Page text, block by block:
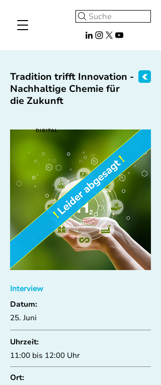
Suche
Tradition trifft Innovation -
Nachhaltige Chemie für
die Zukunft
DIGITAL
Interview
Datum:
25. Juni
Uhrzeit:
11:00 bis 12:00 Uhr
Ort: